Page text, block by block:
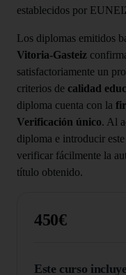
establecidos por
Los diplomas emitidos
Vitoria-Gasteiz
satisfactoriamente un
criterios de calidad
diploma cuenta con la
Verificación único. Al
diploma e introducir
verificar fácilmente la
título obtenido.
450€
Este curso incluye